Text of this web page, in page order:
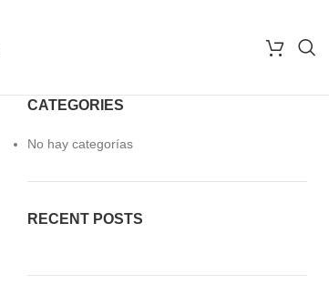
CATEGORIES
No hay categorías
RECENT POSTS